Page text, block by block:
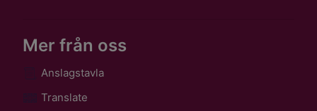
Mer från oss
Anslagstavla
Translate